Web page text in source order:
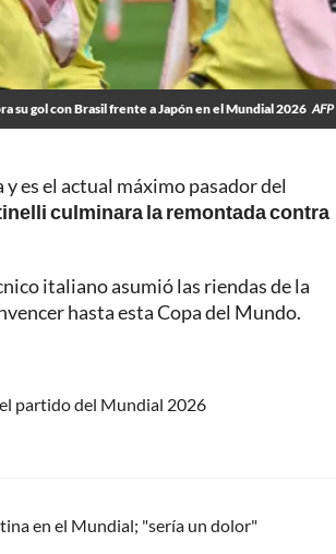
su gol con Brasil frente a Japón en el Mundial 2026 AFP
y es el actual máximo pasador del
culminara la remontada contra
italiano asumió las riendas de la
hasta esta Copa del Mundo.
partido del Mundial 2026
en el Mundial; "sería un dolor"